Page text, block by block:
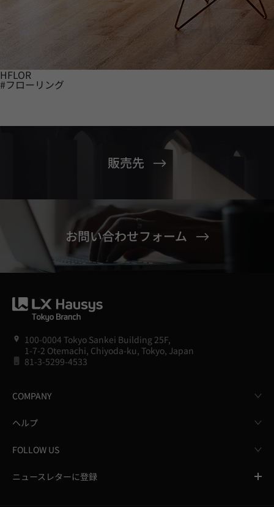
HFLOR
#フローリング
販売先
お問い合わせフォーム
100-0004 Tokyo Sankei Building 25F,
1-7-2 Otemachi, Chiyoda-ku, Tokyo, Japan
81-3-5299-4533
COMPANY
ヘルプ
FOLLOW US
ニュースレターに登録